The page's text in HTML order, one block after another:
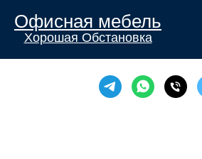
Офисная мебель
Хорошая Обстановка